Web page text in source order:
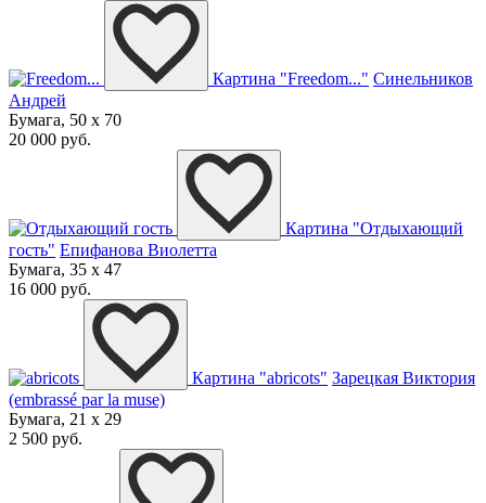
Картина "Freedom..." Синельников
Андрей
Бумага, 50 x 70
20 000 руб.
Картина "Отдыхающий
гость" Епифанова Виолетта
Бумага, 35 x 47
16 000 руб.
Картина "abricots" Зарецкая Виктория
(embrassé par la muse)
Бумага, 21 x 29
2 500 руб.